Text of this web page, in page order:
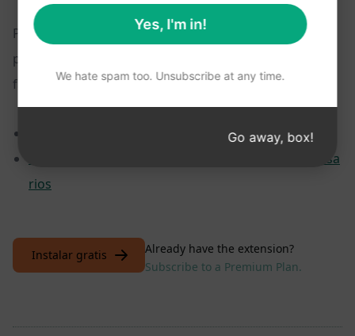
Para obtener más información sobre cómo crear sus
propios mensajes detallados que generen resultados
fantásticos, consulte:
Cómo escribir prompts ChatGPT efectivos
Guía completa de ChatGPT para pequeños empresa
rios
Instalar gratis
Already have the extension?
Subscribe to a Premium Plan.
Yes, I'm in!
We hate spam too. Unsubscribe at any time.
Go away, box!